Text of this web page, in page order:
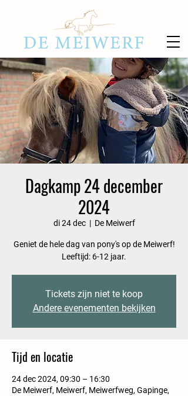
Dagkamp 24 december
2024
di 24 dec
  |
De Meiwerf
Geniet de hele dag van pony's op de Meiwerf!
Leeftijd: 6-12 jaar.
Tickets zijn niet te koop
Andere evenementen bekijken
Tijd en locatie
24 dec 2024, 09:30 – 16:30
De Meiwerf, Meiwerf, Meiwerfweg, Gapinge,